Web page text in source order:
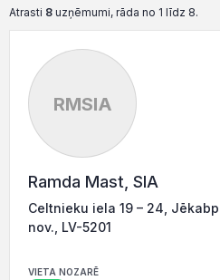
Atrasti 8 uzņēmumi, rāda no 1 līdz 8.
RMSIA
Ramda Mast, SIA
Celtnieku iela 19 – 24,
nov., LV-5201
VIETA NOZARĒ